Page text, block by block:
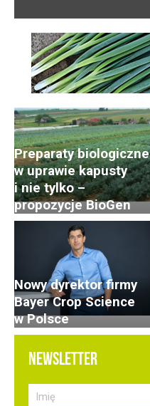
Preparaty biologiczne
w uprawie kapusty
i nie tylko –
propozycje BioGen
Nowy dyrektor firmy
Bayer Crop Science
w Polsce
NEWSLETTER